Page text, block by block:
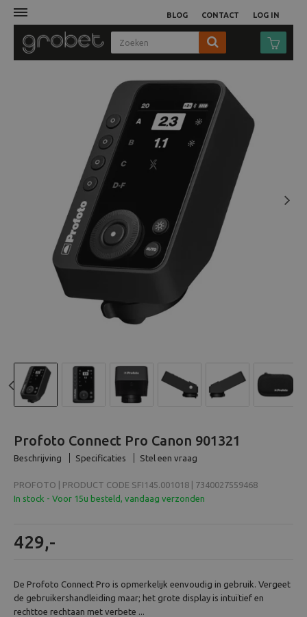
LOG IN
BLOG CONTACT
Statieven
Beeld en bewerking
Analoog
Previous
Profoto Connect Pro Canon 901321
Beschrijving Specificaties Stel een vraag
PROFOTO | PRODUCT CODE SFI145.001018 | 7340027559468
In stock - Voor 15u besteld, vandaag verzonden
429,-
De Profoto Connect Pro is opmerkelijk eenvoudig in gebruik. Vergeet
de gebruikershandleiding maar; het grote display is intuïtief en
rechttoe rechtaan met verbete ...